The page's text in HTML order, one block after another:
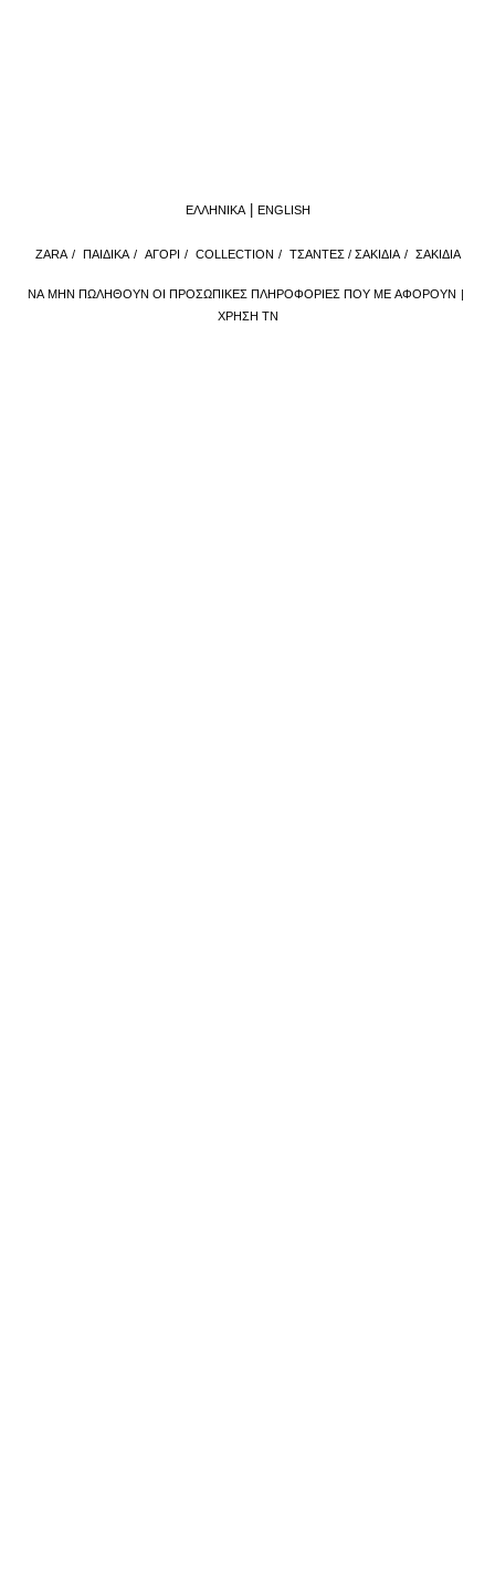
ΝΑ ΜΗΝ ΠΩΛΗΘΟΎΝ ΟΙ ΠΡΟΣΩΠΙΚΈΣ ΠΛΗΡΟΦΟΡΊΕΣ ΠΟΥ ΜΕ ΑΦΟΡΟΎΝ
ΧΡΉΣΗ ΤΝ
ZARA / ΠΑΙΔΙΚΑ / ΑΓΟΡΙ / COLLECTION / ΤΣΑΝΤΕΣ / ΣΑΚΙΔΙΑ / ΣΑΚΊΔΙΑ
ΕΛΛΗΝΙΚΆ ENGLISH